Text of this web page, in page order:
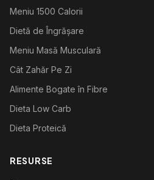
Meniu 1500 Calorii
Dietă de Îngrășare
Meniu Masă Musculară
Cât Zahăr Pe Zi
Alimente Bogate în Fibre
Dieta Low Carb
Dieta Proteică
RESURSE